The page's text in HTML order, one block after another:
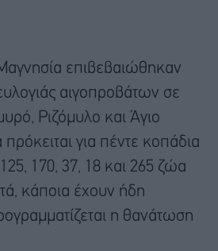
επιβεβαιώθηκαν
αιγοπροβάτων σε
Ριζόμυλο και Άγιο
για πέντε κοπάδια
170, 37, 18 και 265 ζώα
κάποια έχουν ήδη
η θανάτωση